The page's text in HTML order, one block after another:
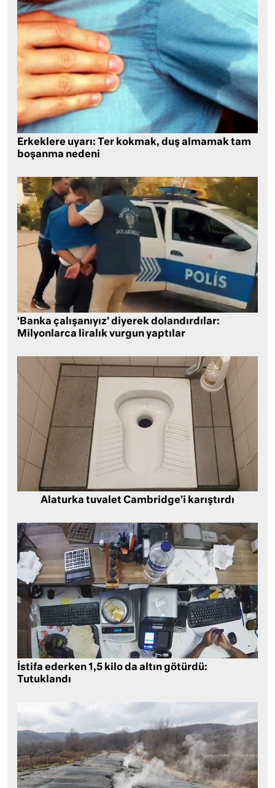
Erkeklere uyarı: Ter kokmak, duş almamak tam
boşanma nedeni
‘Banka çalışanıyız’ diyerek dolandırdılar:
Milyonlarca liralık vurgun yaptılar
Alaturka tuvalet Cambridge’i karıştırdı
İstifa ederken 1,5 kilo da altın götürdü:
Tutuklandı